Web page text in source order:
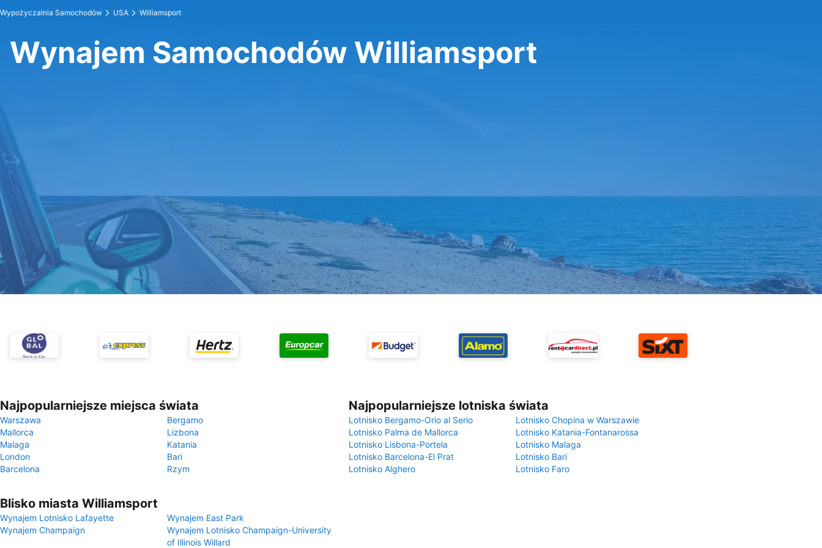
Wypożyczalnia Samochodów USA Williamsport
Wynajem Samochodów Williamsport
Najpopularniejsze miejsca świata
Warszawa
Bergamo
Mallorca
Lizbona
Malaga
Katania
London
Bari
Barcelona
Rzym
Najpopularniejsze lotniska świata
Lotnisko Bergamo-Orio al Serio
Lotnisko Chopina w Warszawie
Lotnisko Palma de Mallorca
Lotnisko Katania-Fontanarossa
Lotnisko Lisbona-Portela
Lotnisko Malaga
Lotnisko Barcelona-El Prat
Lotnisko Bari
Lotnisko Alghero
Lotnisko Faro
Blisko miasta Williamsport
Wynajem Lotnisko Lafayette
Wynajem East Park
Wynajem Champaign
Wynajem Lotnisko Champaign-University
of Illinois Willard